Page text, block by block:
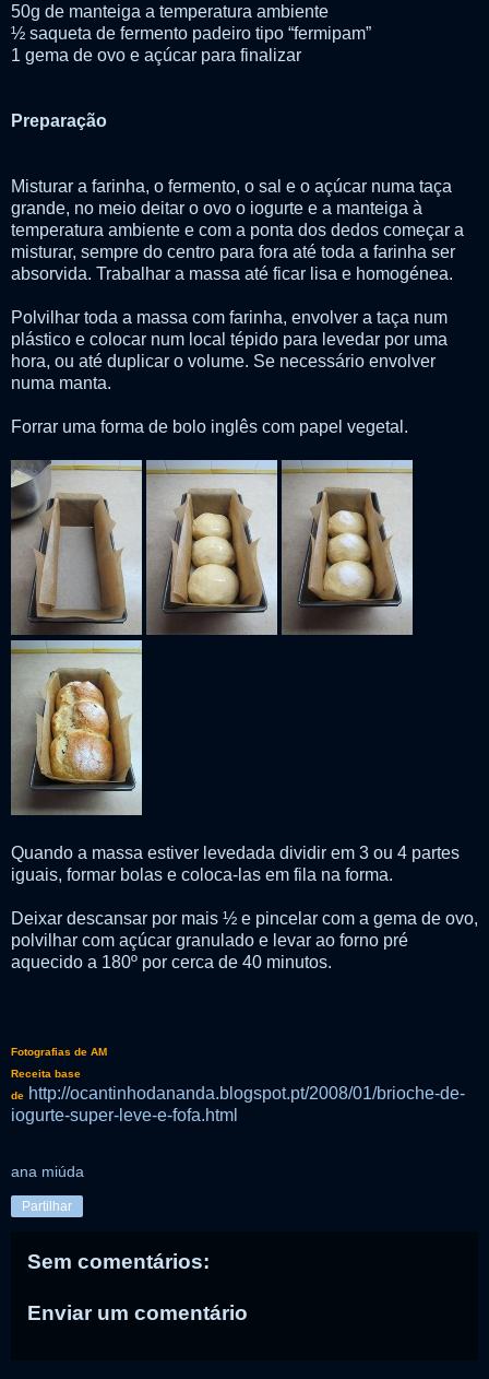
50g de manteiga a temperatura ambiente
½ saqueta de fermento padeiro tipo “fermipam”
1 gema de ovo e açúcar para finalizar
Preparação
Misturar a farinha, o fermento, o sal e o açúcar numa taça
grande, no meio deitar o ovo o iogurte e a manteiga à
temperatura ambiente e com a ponta dos dedos começar a
misturar, sempre do centro para fora até toda a farinha ser
absorvida. Trabalhar a massa até ficar lisa e homogénea.
Polvilhar toda a massa com farinha, envolver a taça num
plástico e colocar num local tépido para levedar por uma
hora, ou até duplicar o volume. Se necessário envolver
numa manta.
Forrar uma forma de bolo inglês com papel vegetal.
Quando a massa estiver levedada dividir em 3 ou 4 partes
iguais, formar bolas e coloca-las em fila na forma.
Deixar descansar por mais ½ e pincelar com a gema de ovo,
polvilhar com açúcar granulado e levar ao forno pré
aquecido a 180º por cerca de 40 minutos.
Fotografias de AM
Receita base
de http://ocantinhodananda.blogspot.pt/2008/01/brioche-de-
iogurte-super-leve-e-fofa.html
ana miúda
Partilhar
Sem comentários:
Enviar um comentário